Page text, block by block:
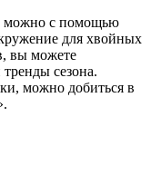
можно с помощью
для хвойных
вы можете
сезона.
можно добиться в